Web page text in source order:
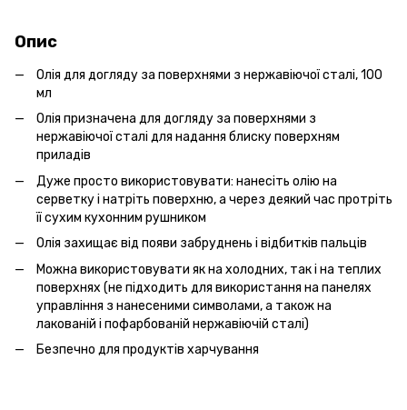
Опис
Олія для догляду за поверхнями з нержавіючої сталі, 100
мл
Олія призначена для догляду за поверхнями з
нержавіючої сталі для надання блиску поверхням
приладів
Дуже просто використовувати: нанесіть олію на
серветку і натріть поверхню, а через деякий час протріть
її сухим кухонним рушником
Олія захищає від появи забруднень і відбитків пальців
Можна використовувати як на холодних, так і на теплих
поверхнях (не підходить для використання на панелях
управління з нанесеними символами, а також на
лакованій і пофарбованій нержавіючій сталі)
Безпечно для продуктів харчування